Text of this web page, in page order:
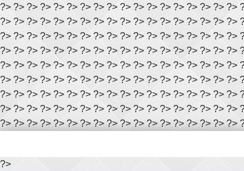
?> ?> ?> ?> ?> ?> ?> ?> ?> ?> ?> ?> ?> ?> ?> ?> ?>
?> ?> ?> ?> ?> ?> ?> ?> ?> ?> ?> ?> ?> ?> ?> ?> ?>
?> ?> ?> ?> ?> ?> ?> ?> ?> ?> ?> ?> ?> ?> ?> ?> ?>
?> ?> ?> ?> ?> ?> ?> ?> ?> ?> ?> ?> ?> ?> ?> ?> ?>
?> ?> ?> ?> ?> ?> ?> ?> ?> ?> ?> ?> ?> ?> ?> ?> ?>
?> ?> ?> ?> ?> ?> ?> ?> ?> ?> ?> ?> ?> ?> ?> ?> ?>
?> ?> ?> ?> ?> ?> ?> ?> ?> ?> ?> ?> ?> ?> ?> ?> ?>
?> ?> ?> ?> ?> ?> ?> ?> ?> ?> ?> ?> ?> ?> ?> ?> ?>
?> ?> ?> ?> ?> ?> ?> ?> ?> ?> ?> ?> ?> ?> ?> ?> ?>
?>